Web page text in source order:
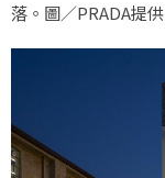
落。圖／PRADA提供